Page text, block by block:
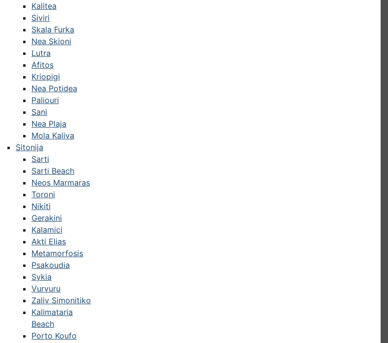
Kalitea
Siviri
Skala Furka
Nea Skioni
Lutra
Afitos
Kriopigi
Nea Potidea
Paliouri
Sani
Nea Plaja
Mola Kaliva
Sitonija
Sarti
Sarti Beach
Neos Marmaras
Toroni
Nikiti
Gerakini
Kalamici
Akti Elias
Metamorfosis
Psakoudia
Sykia
Vurvuru
Zaliv Simonitiko
Kalimataria
Beach
Porto Koufo